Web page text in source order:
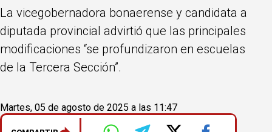
La vicegobernadora bonaerense y candidata a
diputada provincial advirtió que las principales
modificaciones “se profundizaron en escuelas
de la Tercera Sección”.
Martes, 05 de agosto de 2025 a las 11:47